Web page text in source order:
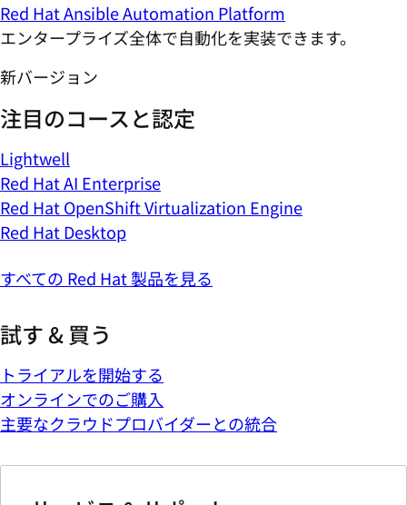
Red Hat Ansible Automation Platform
エンタープライズ全体で自動化を実装できます。
新バージョン
注目のコースと認定
Lightwell
Red Hat AI Enterprise
Red Hat OpenShift Virtualization Engine
Red Hat Desktop
すべての Red Hat 製品を見る
試す & 買う
トライアルを開始する
オンラインでのご購入
主要なクラウドプロバイダーとの統合